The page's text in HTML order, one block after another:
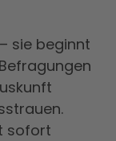
sie beginnt
sofort